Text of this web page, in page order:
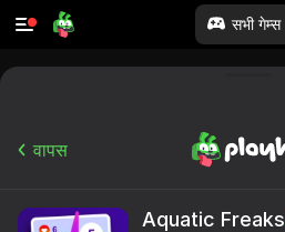
सभी गेम्स
वापस
Aquatic Freaks